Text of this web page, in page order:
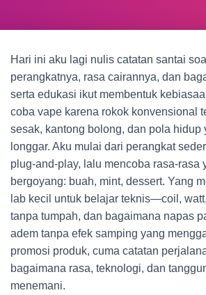
Hari ini aku lagi nulis catatan santai
perangkatnya, rasa cairannya, dan
serta edukasi ikut membentuk
coba vape karena rokok konvensional
sesak, kantong bolong, dan pola hidup
longgar. Aku mulai dari perangkat
plug-and-play, lalu mencoba rasa-rasa
bergoyang: buah, mint, dessert. Yang
lab kecil untuk belajar teknis—coil,
tanpa tumpah, dan bagaimana napas
adem tanpa efek samping yang
promosi produk, cuma catatan
bagaimana rasa, teknologi, dan
menemani.